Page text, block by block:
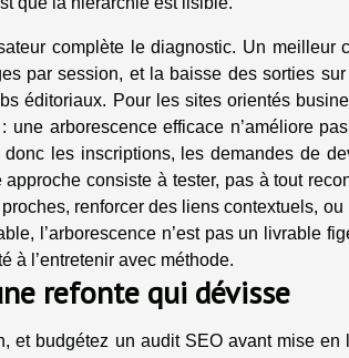
complète le diagnostic. Un
par session, et la baisse des sorties
éditoriaux. Pour les sites orientés
une arborescence efficace n’améliore
donc les inscriptions, les demandes de
consiste à tester, pas à tout
renforcer des liens contextuels,
l’arborescence n’est pas un livrable
à l’entretenir avec méthode.
refonte qui dévisse
et budgétez un audit SEO avant mise